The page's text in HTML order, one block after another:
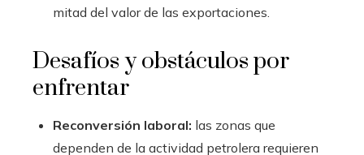
mitad del valor de las exportaciones.
Desafíos y obstáculos por
enfrentar
Reconversión laboral: las zonas que
dependen de la actividad petrolera requieren